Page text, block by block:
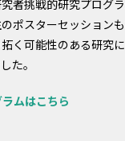
者挑戦的研究プログ
ポスターセッション
く可能性のある研究
た。
ムはこちら